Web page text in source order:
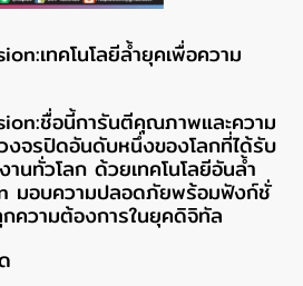
เทคโนโลยีล้ำยุคเพื่อความ
ชื่อนี้การันตีคุณภาพและความ
จรปิดอันดับหนึ่งของโลกที่ได้รับ
านทั่วโลก ด้วยเทคโนโลยีอันล้ำ
มอบความปลอดภัยพร้อมฟังก์ชั่
ความต้องการในยุคดิจิทัล